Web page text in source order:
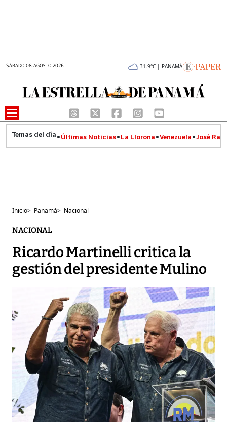
SÁBADO 08 AGOSTO 2026 31.9°C | PANAMÁ
Últimas Noticias La Llorona Venezuela José
Inicio> Panamá> Nacional
NACIONAL
Ricardo Martinelli critica la
gestión del presidente Mulino